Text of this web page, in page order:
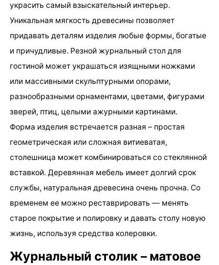
украсить самый взыскательный интерьер.
Уникальная мягкость древесины позволяет
придавать деталям изделия любые формы, богатые
и причудливые. Резной журнальный стол для
гостиной может украшаться изящными ножками
или массивными скульптурными опорами,
разнообразными орнаментами, цветами, фигурами
зверей, птиц, целыми ажурными картинами.
Форма изделия встречается разная – простая
геометрическая или сложная витиеватая,
столешница может комбинироваться со стеклянной
вставкой. Деревянная мебель имеет долгий срок
службы, натуральная древесина очень прочна. Со
временем ее можно реставрировать — менять
старое покрытие и полировку и давать столу новую
жизнь, используя средства колеровки.
Журнальный столик – матовое